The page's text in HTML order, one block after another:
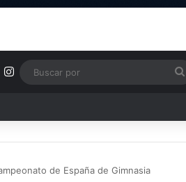
Instagram
de España de Gimnasia